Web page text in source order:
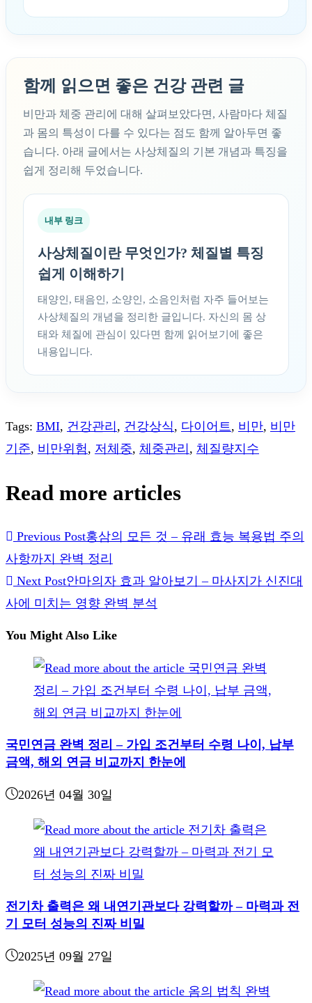
함께 읽으면 좋은 건강 관련 글
비만과 체중 관리에 대해 살펴보았다면, 사람마다 체질
과 몸의 특성이 다를 수 있다는 점도 함께 알아두면 좋
습니다. 아래 글에서는 사상체질의 기본 개념과 특징을
쉽게 정리해 두었습니다.
내부 링크
사상체질이란 무엇인가? 체질별 특징
쉽게 이해하기
태양인, 태음인, 소양인, 소음인처럼 자주 들어보는
사상체질의 개념을 정리한 글입니다. 자신의 몸 상
태와 체질에 관심이 있다면 함께 읽어보기에 좋은
내용입니다.
Tags: BMI, 건강관리 , 건강상식, 다이어트 , 비만, 비만
기준, 비만위험 , 저체중, 체중관리 , 체질량지수
Read more articles
Previous Post홍삼의 모든 것 – 유래 효능 복용법 주의
사항까지 완벽 정리
Next Post안마의자 효과 알아보기 – 마사지가 신진대
사에 미치는 영향 완벽 분석
You Might Also Like
국민연금 완벽 정리 – 가입 조건부터 수령 나이, 납부
금액, 해외 연금 비교까지 한눈에
2026년 04월 30일
전기차 출력은 왜 내연기관보다 강력할까 – 마력과 전
기 모터 성능의 진짜 비밀
2025년 09월 27일